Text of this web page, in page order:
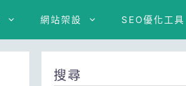
網站架設 SEO優化工具
搜尋